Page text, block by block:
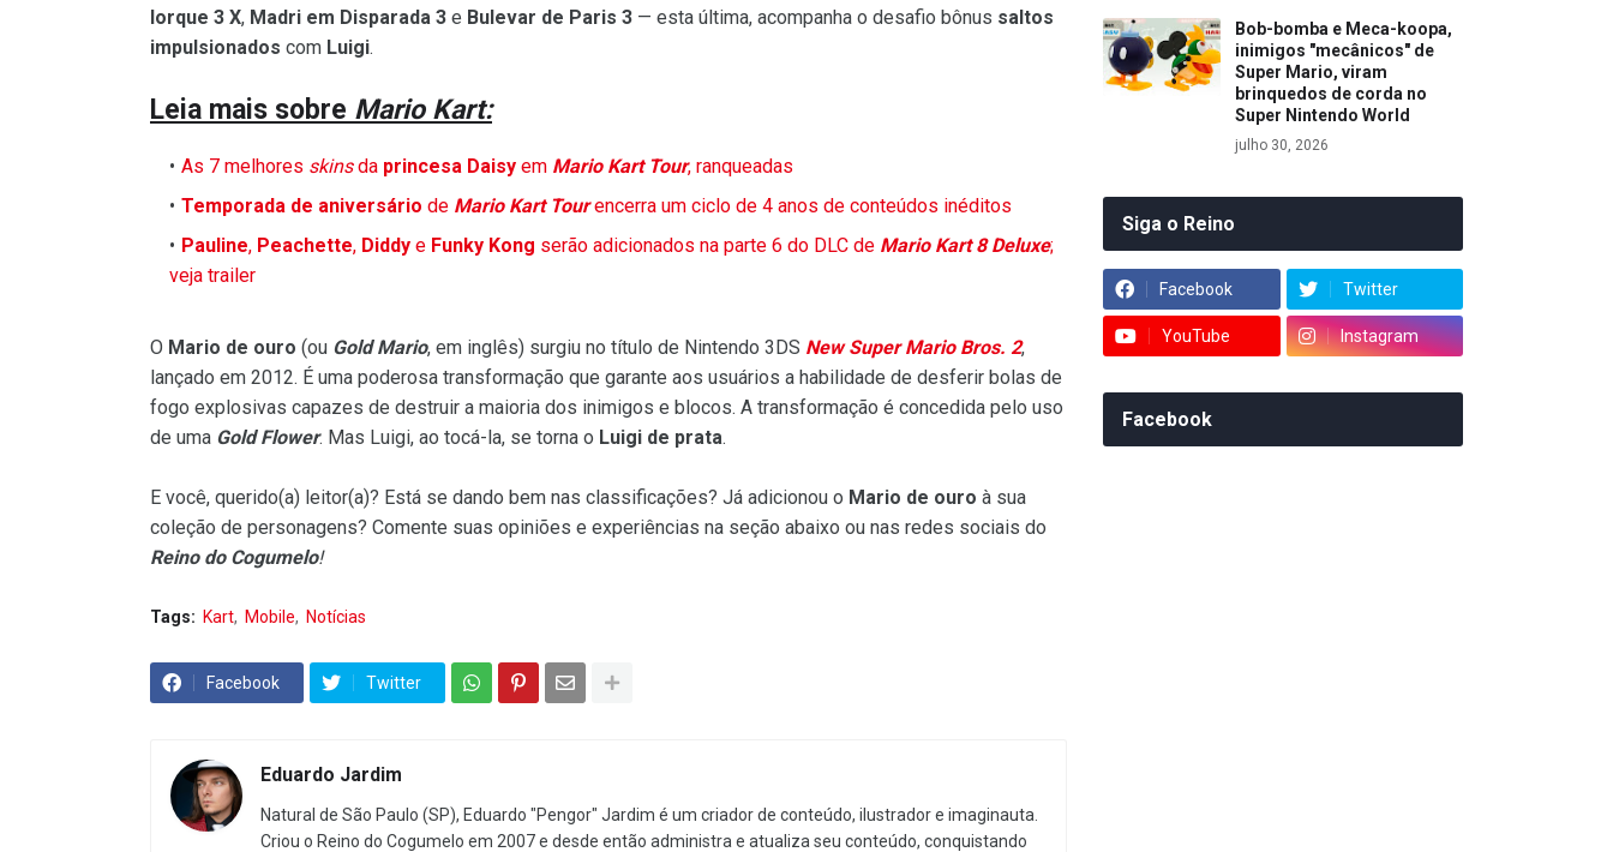
Iorque 3 X, Madri em Disparada 3 e Bulevar de Paris 3 — esta última, acompanha o desafio bônus saltos
impulsionados com Luigi.
Leia mais sobre Mario Kart:
As 7 melhores skinsda princesa Daisy em Mario Kart Tour, ranqueadas
Temporada de aniversário de Mario Kart Tourencerra um ciclo de 4 anos de conteúdos inéditos
Pauline, Peachette, Diddy e Funky Kong serão adicionados na parte 6 do DLC de Mario Kart 8 Deluxe;
veja trailer
O Mario de ouro (ou Gold Mario, em inglês) surgiu no título de Nintendo 3DS New Super Mario Bros. 2,
lançado em 2012. É uma poderosa transformação que garante aos usuários a habilidade de desferir bolas de
fogo explosivas capazes de destruir a maioria dos inimigos e blocos. A transformação é concedida pelo uso
de uma Gold Flower. Mas Luigi, ao tocá-la, se torna o Luigi de prata.
E você, querido(a) leitor(a)? Está se dando bem nas classificações? Já adicionou o Mario de ouro à sua
coleção de personagens? Comente suas opiniões e experiências na seção abaixo ou nas redes sociais do
Reino do Cogumelo!
Tags: Kart Mobile Notícias
Facebook Twitter
Eduardo Jardim
Natural de São Paulo (SP), Eduardo "Pengor" Jardim é um criador de conteúdo, ilustrador e imaginauta.
Criou o Reino do Cogumelo em 2007 e desde então administra e atualiza seu conteúdo, conquistando
Bob-bomba e Meca-koopa,
inimigos "mecânicos" de
Super Mario, viram
brinquedos de corda no
Super Nintendo World
julho 30, 2026
Siga o Reino
Facebook Twitter
YouTube Instagram
Facebook